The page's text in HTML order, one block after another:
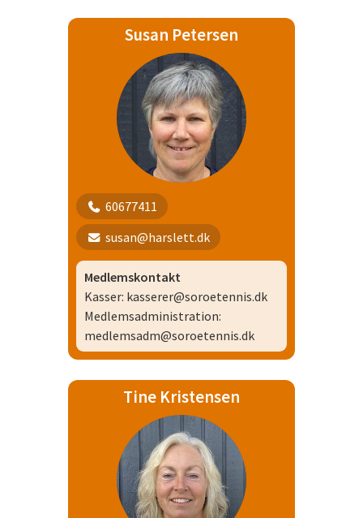
Susan Petersen
60677411
susan@harslett.dk
Medlemskontakt
Kasser: kasserer@soroetennis.dk
Medlemsadministration:
medlemsadm@soroetennis.dk
Tine Kristensen